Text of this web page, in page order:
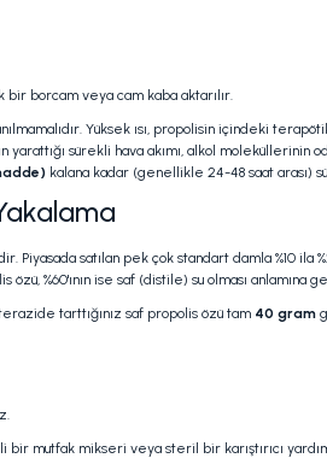
bir borcam veya cam kaba aktarılır.
Yüksek ısı, propolisin içindeki
yarattığı sürekli hava akımı, alkol moleküllerinin
kalana kadar (genellikle 24-48 saat arası)
satılan pek çok standart damla %10 ila
%60'ının ise saf (distile) su olması anlamına
tarttığınız saf propolis özü tam 40 gram
mutfak mikseri veya steril bir karıştırıcı